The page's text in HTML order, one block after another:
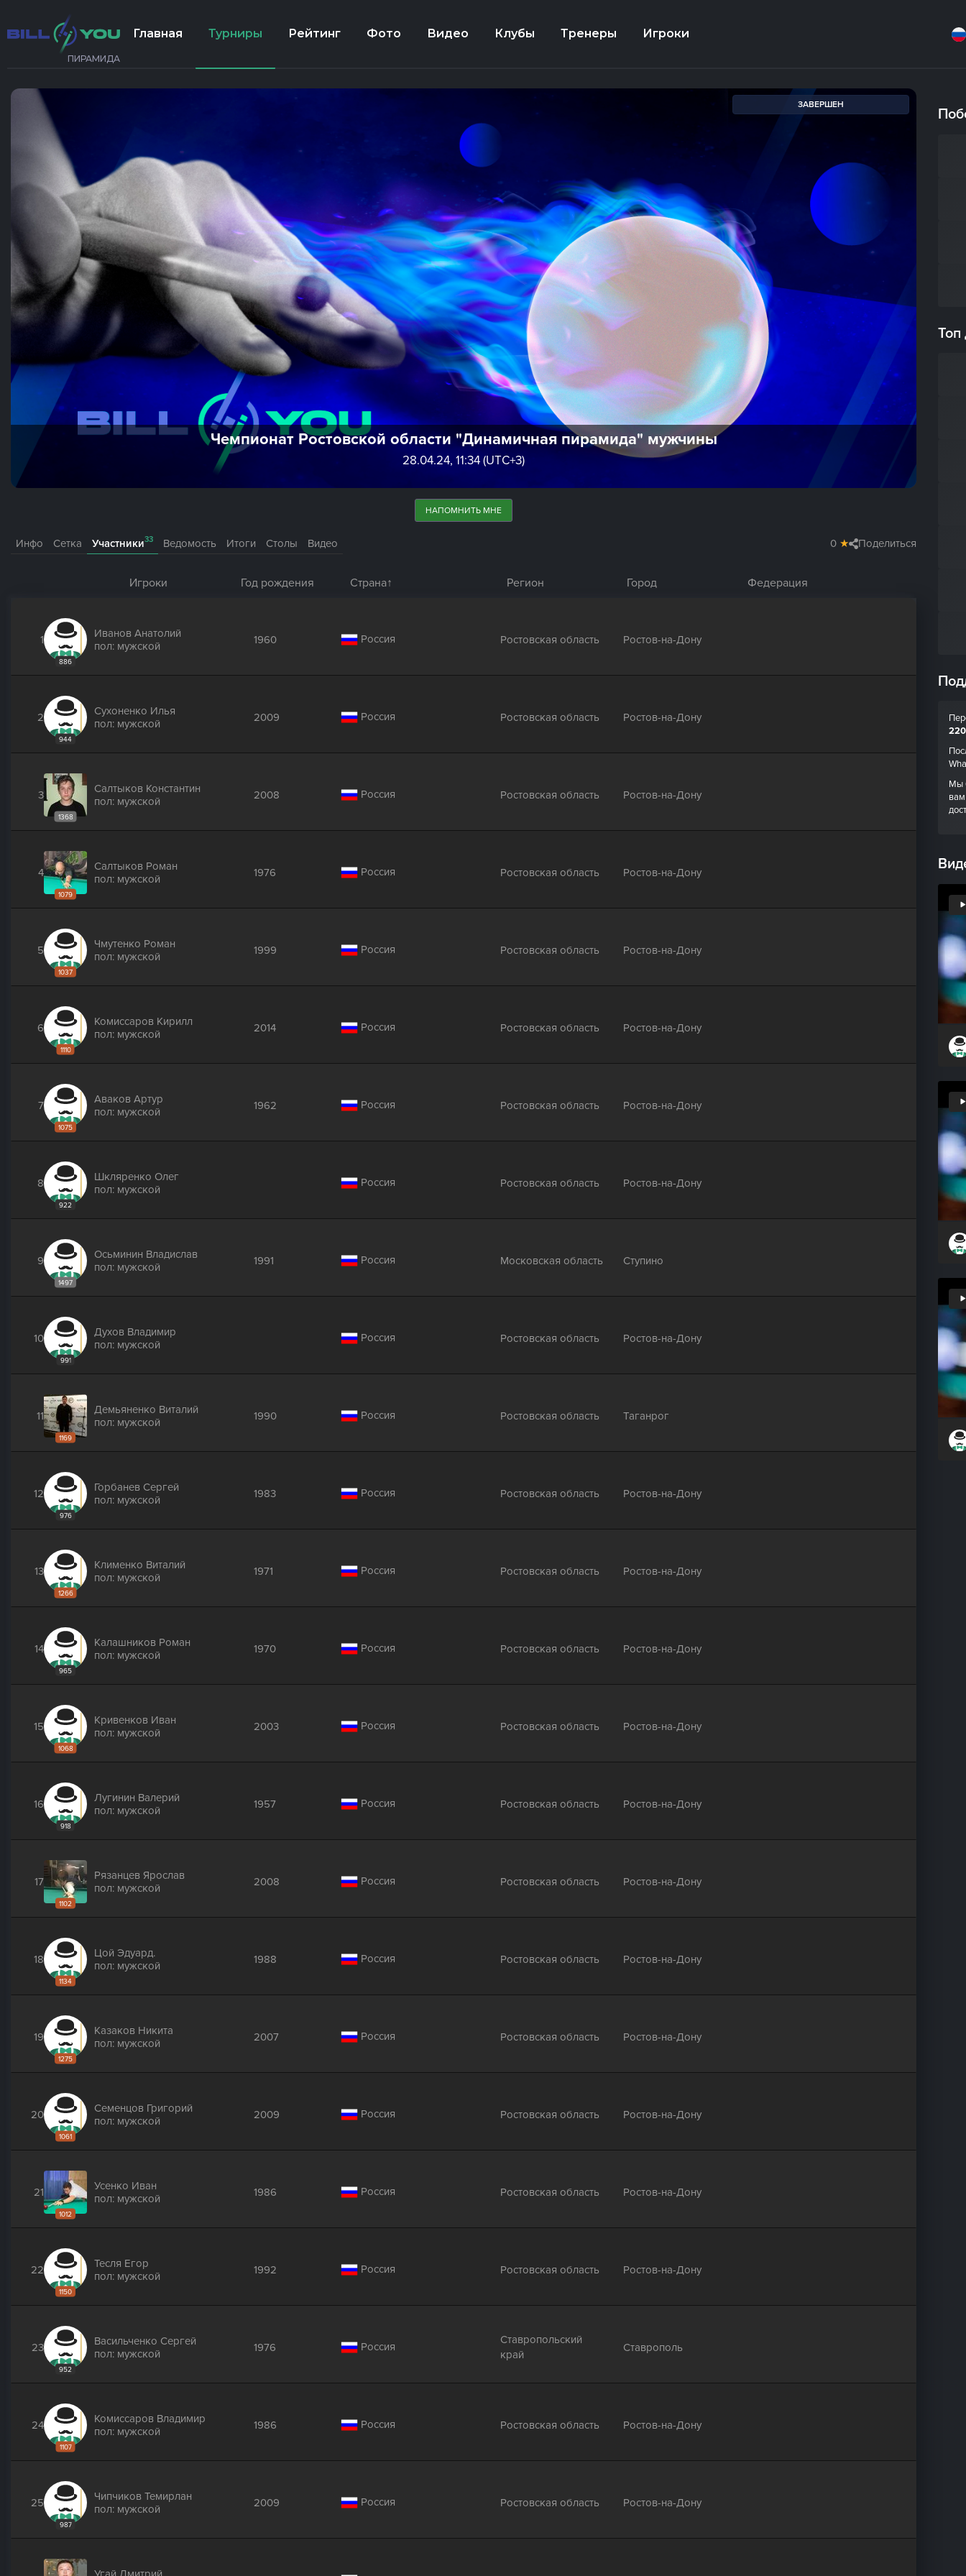
ПИРАМИДА
Главная Турниры Рейтинг Фото Видео Клубы Тренеры Игроки
ЗАВЕРШЕН
Чемпионат Ростовской области "Динамичная пирамида" мужчины
28.04.24, 11:34 (UTC+3)
НАПОМНИТЬ МНЕ
Инфо Сетка Участники33 Ведомость Итоги Столы Видео 0 ★ Поделиться
Игроки Год рождения Страна Регион Город Федерация
1
886
Иванов Анатолий
пол: мужской
1960 Россия Ростовская область Ростов-на-Дону
2
944
Сухоненко Илья
пол: мужской
2009 Россия Ростовская область Ростов-на-Дону
3
1368
Салтыков Константин
пол: мужской
2008 Россия Ростовская область Ростов-на-Дону
4
1079
Салтыков Роман
пол: мужской
1976 Россия Ростовская область Ростов-на-Дону
5
1037
Чмутенко Роман
пол: мужской
1999 Россия Ростовская область Ростов-на-Дону
6
1110
Комиссаров Кирилл
пол: мужской
2014 Россия Ростовская область Ростов-на-Дону
7
1075
Аваков Артур
пол: мужской
1962 Россия Ростовская область Ростов-на-Дону
8
922
Шкляренко Олег
пол: мужской
Россия Ростовская область Ростов-на-Дону
9
1497
Осьминин Владислав
пол: мужской
1991 Россия Московская область Ступино
10
991
Духов Владимир
пол: мужской
Россия Ростовская область Ростов-на-Дону
11
1169
Демьяненко Виталий
пол: мужской
1990 Россия Ростовская область Таганрог
12
976
Горбанев Сергей
пол: мужской
1983 Россия Ростовская область Ростов-на-Дону
13
1266
Клименко Виталий
пол: мужской
1971 Россия Ростовская область Ростов-на-Дону
14
965
Калашников Роман
пол: мужской
1970 Россия Ростовская область Ростов-на-Дону
15
1068
Кривенков Иван
пол: мужской
2003 Россия Ростовская область Ростов-на-Дону
16
918
Лугинин Валерий
пол: мужской
1957 Россия Ростовская область Ростов-на-Дону
17
1102
Рязанцев Ярослав
пол: мужской
2008 Россия Ростовская область Ростов-на-Дону
18
1134
Цой Эдуард.
пол: мужской
1988 Россия Ростовская область Ростов-на-Дону
19
1275
Казаков Никита
пол: мужской
2007 Россия Ростовская область Ростов-на-Дону
20
1061
Семенцов Григорий
пол: мужской
2009 Россия Ростовская область Ростов-на-Дону
21
1012
Усенко Иван
пол: мужской
1986 Россия Ростовская область Ростов-на-Дону
22
1150
Тесля Егор
пол: мужской
1992 Россия Ростовская область Ростов-на-Дону
23
952
Васильченко Сергей
пол: мужской
1976 Россия
Ставропольский
край
Ставрополь
24
1107
Комиссаров Владимир
пол: мужской
1986 Россия Ростовская область Ростов-на-Дону
25
987
Чипчиков Темирлан
пол: мужской
2009 Россия Ростовская область Ростов-на-Дону
Топ
Мы